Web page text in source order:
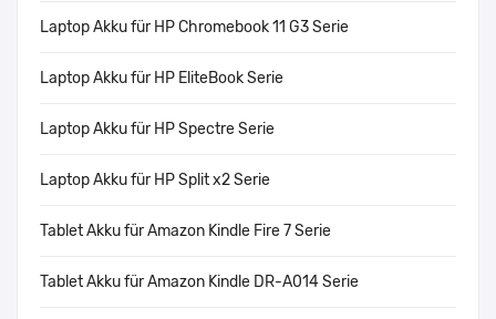
Laptop Akku für HP Chromebook 11 G3 Serie
Laptop Akku für HP EliteBook Serie
Laptop Akku für HP Spectre Serie
Laptop Akku für HP Split x2 Serie
Tablet Akku für Amazon Kindle Fire 7 Serie
Tablet Akku für Amazon Kindle DR-A014 Serie